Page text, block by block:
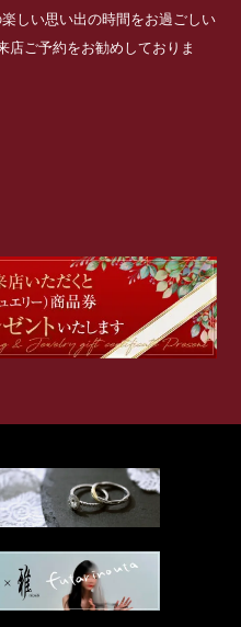
しい思い出の時間をお過ごしい
店ご予約をお勧めしておりま